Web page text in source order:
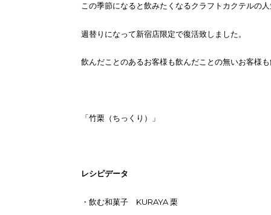
この季節になると飲みたくなるクラフトカクテルの
週替りになって新宿店限定で復活致しました。
飲んだことのあるお客様も飲んだことの無いお客様
「竹栗（ちっくり）」
レシピデータ
・飲む和菓子 KURAYA 栗